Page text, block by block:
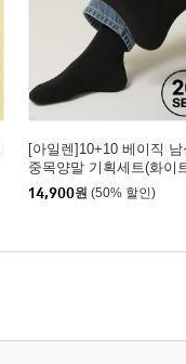
[아일렌]10+10 베이직 남
중목양말 기획세트(화이
랙) 출근양말 캐주얼양말
장양말
14,900원 (50% 할인)